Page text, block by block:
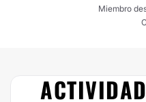
Miembro